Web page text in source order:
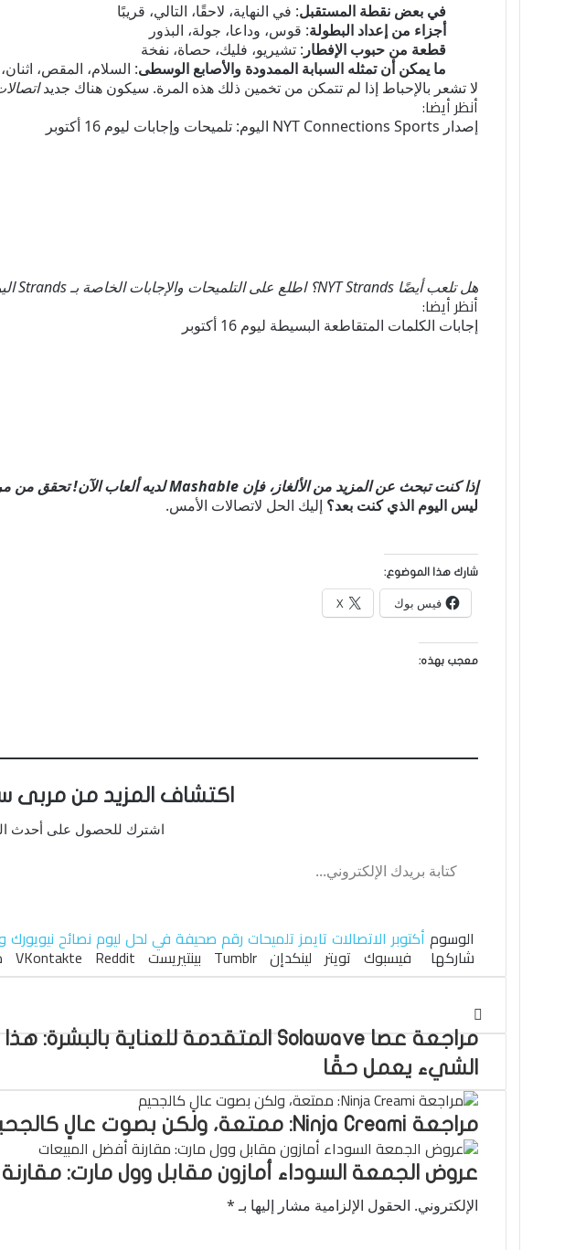
في بعض نقطة المستقبل: في النهاية، لاحقًا، التالي، قريبًا
أجزاء من إعداد البطولة: قوس، وداعا، جولة، البذور
قطعة من حبوب الإفطار : تشيريو، فليك، حصاة، نفخة
ما يمكن أن تمثله السبابة الممدودة والأصابع الوسطى: السلام، المقص،
لا تشعر بالإحباط إذا لم تتمكن من تخمين ذلك هذه المرة. سيكون هناك جديد
أنظر أيضا:
إصدار NYT Connections Sports اليوم: تلميحات وإجابات ليوم 16 أكتوبر
هل تلعب أيضًا NYT Strands؟ اطلع على التلميحات والإجابات الخاصة بـ Strands اليوم
أنظر أيضا:
إجابات الكلمات المتقاطعة البسيطة ليوم 16 أكتوبر
إذا كنت تبحث عن المزيد من الألغاز، فإن Mashable لديه ألعاب الآن! تحقق من
ليس اليوم الذي كنت بعد؟ إليك الحل لاتصالات الأمس.
شارك هذا الموضوع:
فيس بوك X
معجب بهذه:
اكتشاف المزيد من مربى
اشترك للحصول على أحدث
الوسوم أكتوبر الاتصالات تايمز تلميحات رقم صحيفة في لحل ليوم نصائح نيويورك
فيسبوك
تويتر
لينكدإن
بينتيريست
واتساب
شاركها فيسبوك تويتر لينكدإن بينتيريست
مراجعة عصا Solawave المتقدمة للعناية بالبشرة: هذا
الشيء يعمل حقًا
مراجعة Ninja Creami: ممتعة، ولكن بصوت عالٍ كالجحيم
عروض الجمعة السوداء أمازون مقابل وول مارت:
الإلكتروني. الحقول الإلزامية مشار إليها بـ*